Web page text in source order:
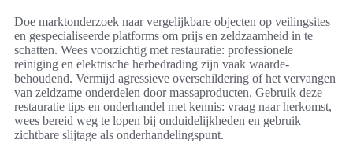
Doe marktonderzoek naar vergelijkbare objecten op veilingsites
en gespecialiseerde platforms om prijs en zeldzaamheid in te
schatten. Wees voorzichtig met restauratie: professionele
reiniging en elektrische herbedrading zijn vaak waarde-
behoudend. Vermijd agressieve overschildering of het vervangen
van zeldzame onderdelen door massaproducten. Gebruik deze
restauratie tips en onderhandel met kennis: vraag naar herkomst,
wees bereid weg te lopen bij onduidelijkheden en gebruik
zichtbare slijtage als onderhandelingspunt.